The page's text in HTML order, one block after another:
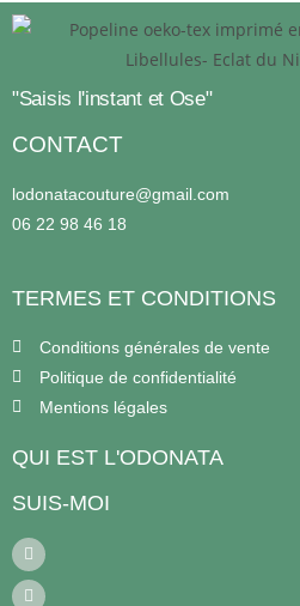
"Saisis l'instant et Ose"
CONTACT
lodonatacouture@gmail.com
06 22 98 46 18
TERMES ET CONDITIONS
Conditions générales de vente
Politique de confidentialité
Mentions légales
QUI EST L'ODONATA
SUIS-MOI